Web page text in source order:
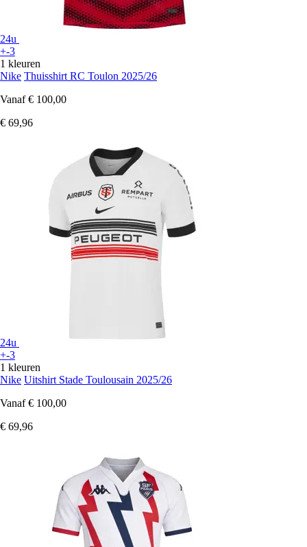
24u
+-3
1 kleuren
Nike Thuisshirt RC Toulon 2025/26
Vanaf € 100,00
€ 69,96
24u
+-3
1 kleuren
Nike Uitshirt Stade Toulousain 2025/26
Vanaf € 100,00
€ 69,96